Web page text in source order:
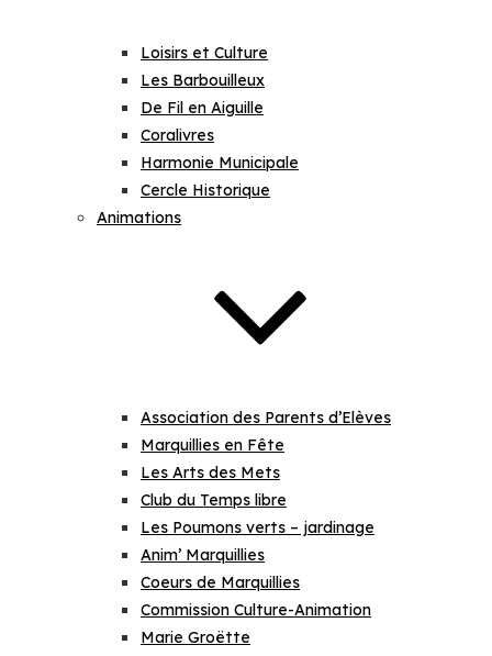
Loisirs et Culture
Les Barbouilleux
De Fil en Aiguille
Coralivres
Harmonie Municipale
Cercle Historique
Animations
Association des Parents d’Elèves
Marquillies en Fête
Les Arts des Mets
Club du Temps libre
Les Poumons verts – jardinage
Anim’ Marquillies
Coeurs de Marquillies
Commission Culture-Animation
Marie Groëtte